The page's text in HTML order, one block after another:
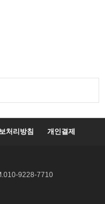
처리방침 개인결제
9228-7710